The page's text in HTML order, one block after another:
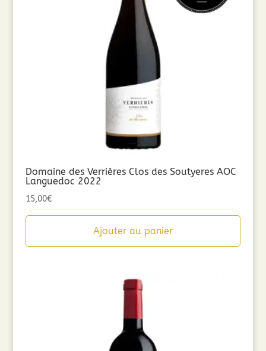
Domaine des Verrières Clos des Soutyeres AOC
Languedoc 2022
15,00€
Ajouter au panier